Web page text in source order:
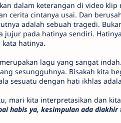
dalam keterangan di video
cerita cintanya usai. Dan
adalah sebuah tragedi.
jujur pada hatinya sendiri.
hatinya.
lagu yang sangat
sesungguhnya. Bisakah kita
sesuatu dengan hati ikhlas
mari kita interpretasikan dan
habis ya, kesimpulan ada diakhir